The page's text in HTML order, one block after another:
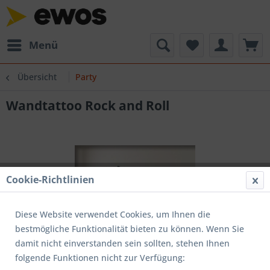
Menü
Übersicht Party
Wandtattoo Rock and Roll
Cookie-Richtlinien
Diese Website verwendet Cookies, um Ihnen die
bestmögliche Funktionalität bieten zu können. Wenn Sie
damit nicht einverstanden sein sollten, stehen Ihnen
folgende Funktionen nicht zur Verfügung: